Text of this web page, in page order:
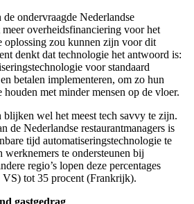
ondervraagde Nederlandse
overheidsfinanciering voor het
oplossing zou kunnen zijn voor dit
denkt dat technologie het antwoord is:
voor standaard
betalen implementeren, om zo hun
houden met minder mensen op de vloer.
blijken wel het meest tech savvy te zijn.
de Nederlandse restaurantmanagers is
tijd automatiseringstechnologie te
werknemers te ondersteunen bij
regio’s lopen deze percentages
VS) tot 35 procent (Frankrijk).
gastgedrag